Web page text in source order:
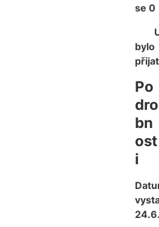
se 0
bylo
Po
dro
bn
ost
i